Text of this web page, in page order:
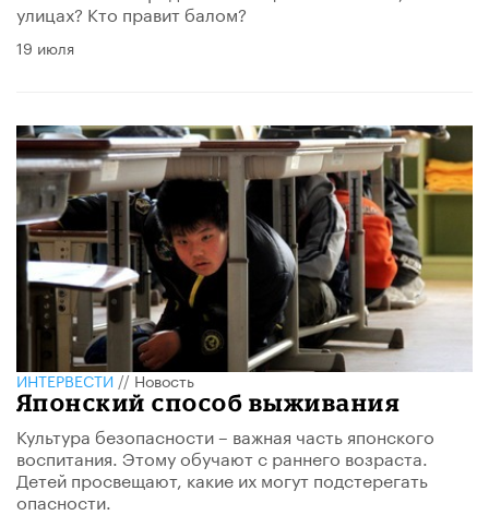
улицах? Кто правит балом?
19 июля
ИНТЕРВЕСТИ//Новость
Японский способ выживания
Культура безопасности – важная часть японского
воспитания. Этому обучают с раннего возраста.
Детей просвещают, какие их могут подстерегать
опасности.